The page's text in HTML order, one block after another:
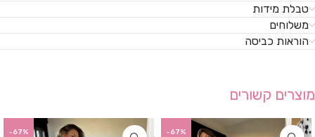
טבלת מידות
משלוחים
הוראות כביסה
מוצרים קשורים
-67%
-67%